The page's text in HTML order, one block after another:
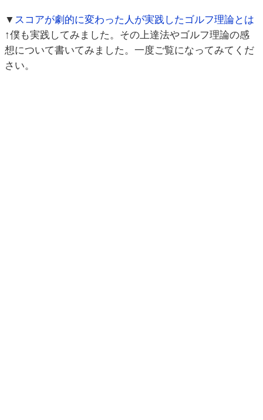
▼ スコアが劇的に変わった人が実践したゴルフ理論とは
↑僕も実践してみました。その上達法やゴルフ理論の感
想について書いてみました。一度ご覧になってみてくだ
さい。